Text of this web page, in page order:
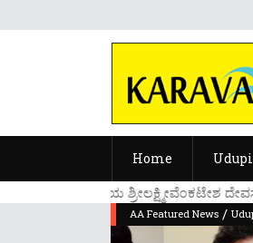
Home Udupi
....ಉಡುಪಿಯ ಶ್ರೀಲಕ್ಷ್ಮೀವೆ೦ಕಟೇಶ
AA Featured News /